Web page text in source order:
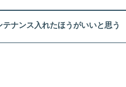
アップ
テナンス入れたほうがいいと思う